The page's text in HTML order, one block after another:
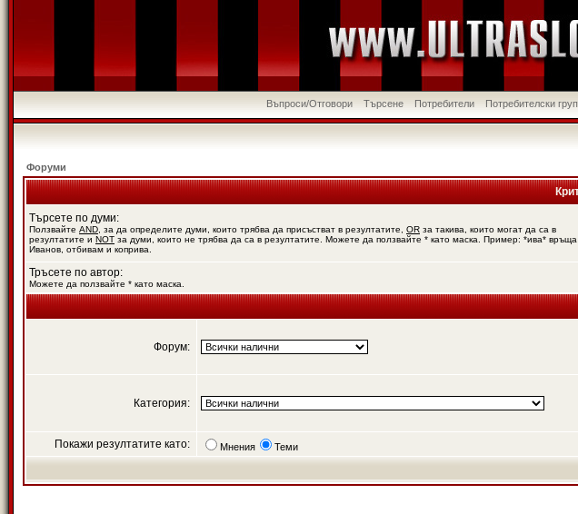
Въпроси/Отговори Търсене Потребители Потребителски
Форуми
Търсете по думи:
Ползвайте AND , за да определите думи, които трябва да присъстват в резултатите, OR за такива, които могат да са в
резултатите и NOT за думи, които не трябва да са в резултатите. Можете да ползвайте * като маска. Пример: *ива* връща
Иванов, отбивам и коприва.
Тръсете по автор:
Можете да ползвайте * като маска.
Форум:
Категория:
Покажи резултатите като: Мнения Теми